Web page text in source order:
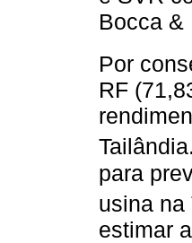
Bocca &
Por
RF
Tailândia.
para
usina na
estimar